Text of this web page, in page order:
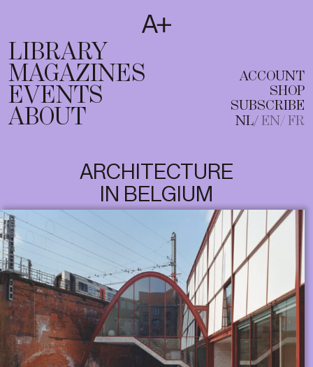
T
EN FR
LIBRARY
MAGAZINES
EVENTS
ABOUT
ACCOUNT
SHOP
SUBSCRIBE
NL EN FR
ARCHITECTURE
IN BELGIUM